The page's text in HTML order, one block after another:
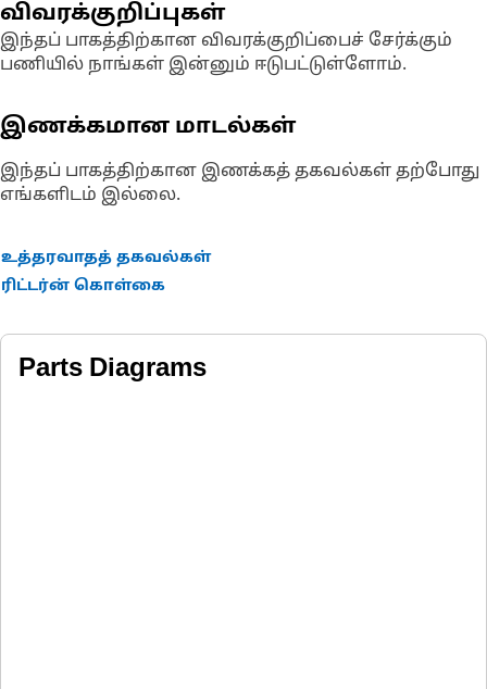
விவரக்குறிப்புகள்
இந்தப் பாகத்திற்கான விவரக்குறிப்பைச் சேர்க்கும்
பணியில் நாங்கள் இன்னும் ஈடுபட்டுள்ளோம்.
இணக்கமான மாடல்கள்
இந்தப் பாகத்திற்கான இணக்கத் தகவல்கள் தற்போது
எங்களிடம் இல்லை.
உத்தரவாதத் தகவல்கள்
ரிட்டர்ன் கொள்கை
Parts Diagrams